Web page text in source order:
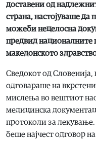
доставени од
страна, настојуваше да
можеби нецелосна
предвид националните
македонското
Сведокот од Словенија,
одговараше на
мислења во вештиот
медицинска
протоколи за
беше најчест одговор